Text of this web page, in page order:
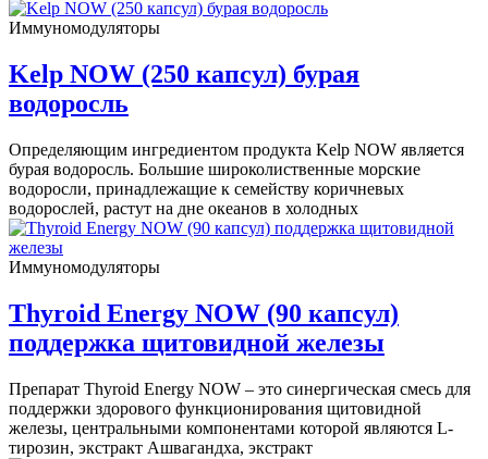
Иммуномодуляторы
Kelp NOW (250 капсул) бурая
водоросль
Определяющим ингредиентом продукта Kelp NOW является
бурая водоросль. Большие широколиственные морские
водоросли, принадлежащие к семейству коричневых
водорослей, растут на дне океанов в холодных
Иммуномодуляторы
Thyroid Energy NOW (90 капсул)
поддержка щитовидной железы
Препарат Thyroid Energy NOW – это синергическая смесь для
поддержки здорового функционирования щитовидной
железы, центральными компонентами которой являются L-
тирозин, экстракт Ашвагандха, экстракт